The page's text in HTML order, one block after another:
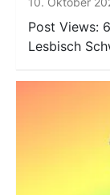
Post Views:
Lesbisch